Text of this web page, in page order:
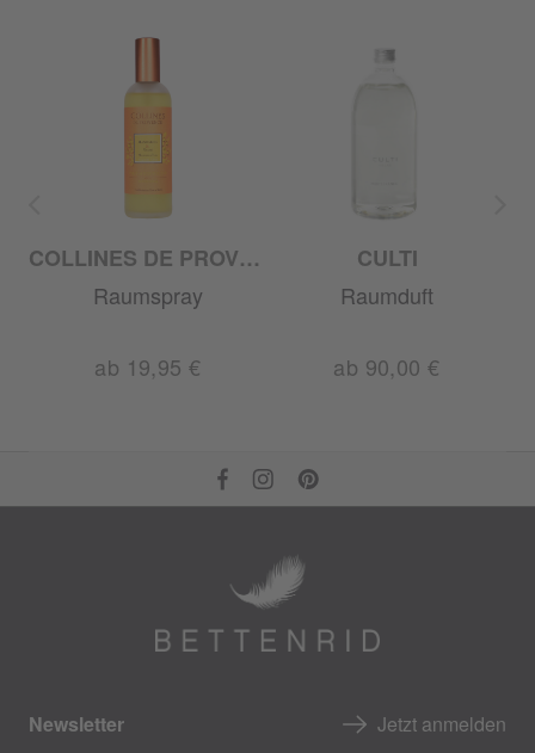
COLLINES DE PROVENCE
Raumspray
ab 19,95 €
CULTI
Raumduft
ab 90,00 €
Newsletter Jetzt anmelden